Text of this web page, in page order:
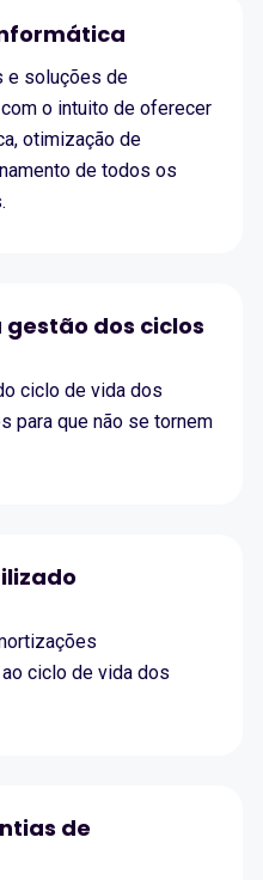
e soluções de
o intuito de oferecer
otimização de
de todos os
dos ciclos
ciclo de vida dos
para que não se tornem
ciclo de vida dos
de